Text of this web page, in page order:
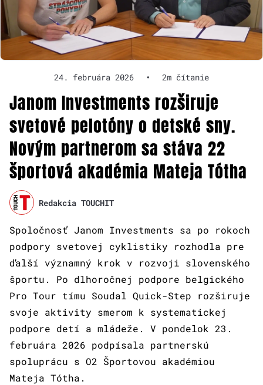
24. februára 2026 • 2m čítanie
Janom Investments rozširuje
svetové pelotóny o detské sny.
Novým partnerom sa stáva 22
športová akadémia Mateja Tótha
Redakcia TOUCHIT
Spoločnosť Janom Investments sa po rokoch
podpory svetovej cyklistiky rozhodla pre
ďalší významný krok v rozvoji slovenského
športu. Po dlhoročnej podpore belgického
Pro Tour tímu Soudal Quick-Step rozširuje
svoje aktivity smerom k systematickej
podpore detí a mládeže. V pondelok 23.
februára 2026 podpísala partnerskú
spoluprácu s O2 Športovou akadémiou
Mateja Tótha.